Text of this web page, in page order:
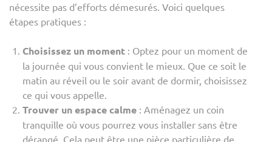
nécessite pas d’efforts démesurés. Voici quelques
étapes pratiques :
Choisissez un moment : Optez pour un moment de
la journée qui vous convient le mieux. Que ce soit le
matin au réveil ou le soir avant de dormir, choisissez
ce qui vous appelle.
Trouver un espace calme : Aménagez un coin
tranquille où vous pourrez vous installer sans être
dérangé. Cela peut être une pièce particulière de